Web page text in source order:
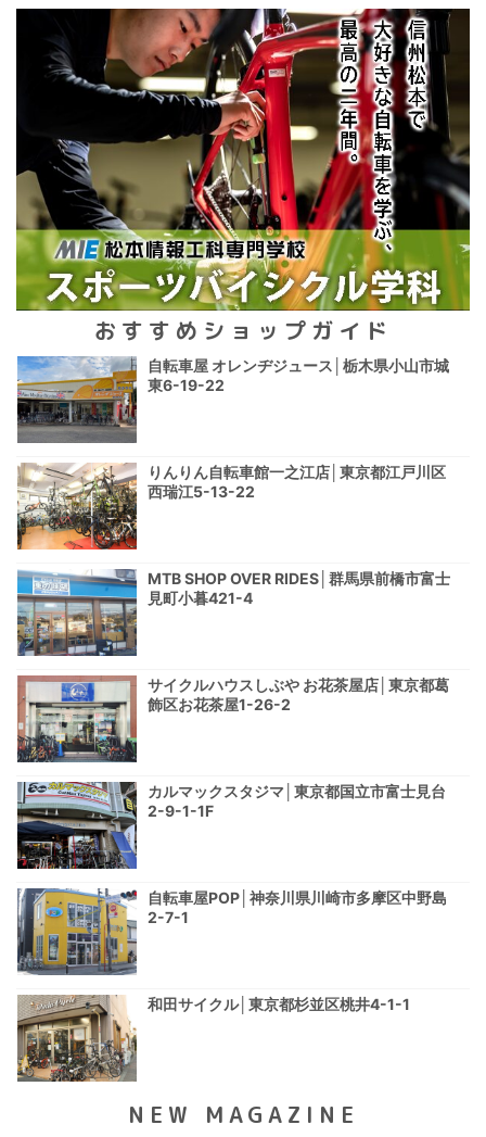
おすすめショップガイド
自転車屋 オレンヂジュース│栃木県小山市城
東6-19-22
りんりん自転車館一之江店│東京都江戸川区
西瑞江5-13-22
MTB SHOP OVER RIDES│群馬県前橋市富士
見町小暮421-4
サイクルハウスしぶや お花茶屋店│東京都葛
飾区お花茶屋1-26-2
カルマックスタジマ│東京都国立市富士見台
2-9-1-1F
自転車屋POP│神奈川県川崎市多摩区中野島
2-7-1
和田サイクル│東京都杉並区桃井4-1-1
NEW MAGAZINE